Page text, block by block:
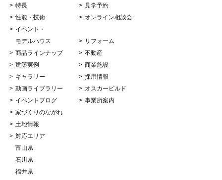
特長
性能・技術
イベント・
モデルハウス
商品ラインナップ
建築実例
ギャラリー
動画ライブラリー
イベントブログ
家づくりのながれ
土地情報
対応エリア
富山県
石川県
福井県
見学予約
オンライン相談会
リフォーム
不動産
商業施設
採用情報
オスカービルド
事業所案内